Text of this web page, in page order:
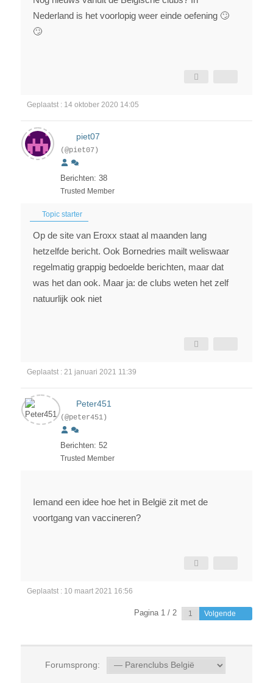
Nederland is het voorlopig weer einde oefening 🙄
🙄
Geplaatst : 14 oktober 2020 14:05
piet07
(@piet07)
Berichten: 38
Trusted Member
Topic starter
Op de site van Eroxx staat al maanden lang
hetzelfde bericht. Ook Bornedries mailt weliswaar
regelmatig grappig bedoelde berichten, maar dat
was het dan ook. Maar ja: de clubs weten het zelf
natuurlijk ook niet
Geplaatst : 21 januari 2021 11:39
Peter451
(@peter451)
Berichten: 52
Trusted Member
Iemand een idee hoe het in België zit met de
voortgang van vaccineren?
Geplaatst : 10 maart 2021 16:56
Pagina 1 / 2 Volgende
Forumsprong: